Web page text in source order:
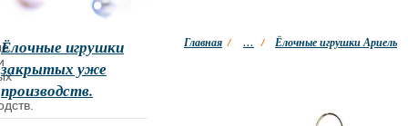
Главная / … / Ёлочные игрушки Ариель
Ёлочные игрушки
закрытых уже
производств.